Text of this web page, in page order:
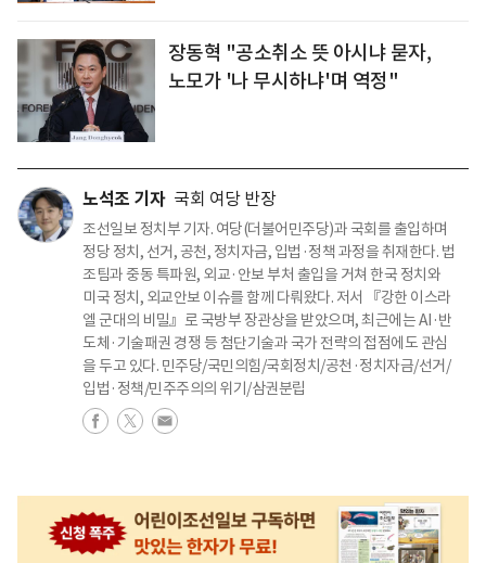
장동혁 "공소취소 뜻 아시냐 묻자,
노모가 '나 무시하냐'며 역정"
노석조 기자 국회 여당 반장
조선일보 정치부 기자. 여당(더불어민주당)과 국회를 출입하며
정당 정치, 선거, 공천, 정치자금, 입법·정책 과정을 취재한다. 법
조팀과 중동 특파원, 외교·안보 부처 출입을 거쳐 한국 정치와
미국 정치, 외교안보 이슈를 함께 다뤄왔다. 저서 『강한 이스라
엘 군대의 비밀』로 국방부 장관상을 받았으며, 최근에는 AI·반
도체·기술패권 경쟁 등 첨단기술과 국가 전략의 접점에도 관심
을 두고 있다. 민주당/국민의힘/국회정치/공천·정치자금/선거/
입법·정책/민주주의의 위기/삼권분립